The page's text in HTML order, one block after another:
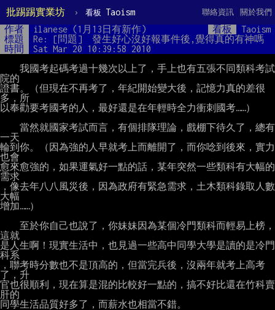
批踢踢實業坊 › 看板 Taoism 關於我們
聯絡資訊
作者 ilanese (1月13日有新作) 看板
Taoism
標題
Re: [問題]  發生好心沒好報事件後,覺得真的有神嗎
時間
Sat Mar 20 10:39:58 2010
院的
證書。（但現在不再考了，年紀開始變大後，記憶力真的差很
多，所
以奉勸要考國考的人，最好還是在年輕時全力衝刺國考……）
一天
輪到你。（因為強的人早就考上而離開了，而你唸到後來，實力
也會
愈來愈強的，如果運氣好一點的話，某年突然一些類科有大幅的
需求
，像去年八八風災後，因為政府有緊急需求，土木類科錄取人數
大幅
增加……）
這就
是人生啊！現實生活中，也見過一些高中同學大學是讀的是冷門
科系
，聯考時分數也不是頂高的，但當完兵後，沒兩年就考上高考
了，升
官也很順利，現在算是混的比較好一點的，搞不好比還在竹科賣
肝的
同學生活品質好多了，而薪水也相當不錯。